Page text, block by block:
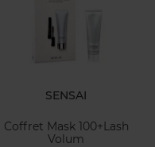
SENSAI
Coffret Mask 100+Lash
Volum